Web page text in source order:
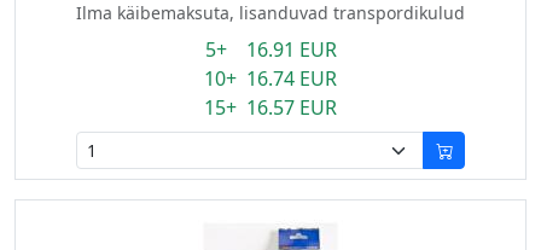
Ilma käibemaksuta, lisanduvad transpordikulud
5+ 16.91 EUR
10+ 16.74 EUR
15+ 16.57 EUR